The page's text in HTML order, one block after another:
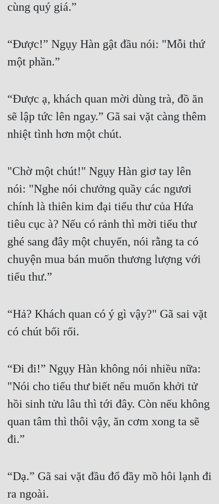
cùng quý giá.”
“Được!” Ngụy Hàn gật đầu nói: "Mỗi thứ
một phần.”
“Được ạ, khách quan mời dùng trà, đồ ăn
sẽ lập tức lên ngay.” Gã sai vặt càng thêm
nhiệt tình hơn một chút.
"Chờ một chút!" Ngụy Hàn giơ tay lên
nói: "Nghe nói chưởng quầy các ngươi
chính là thiên kim đại tiểu thư của Hứa
tiêu cục à? Nếu có rảnh thì mời tiểu thư
ghé sang đây một chuyến, nói rằng ta có
chuyện mua bán muốn thương lượng với
tiểu thư.”
“Hả? Khách quan có ý gì vậy?" Gã sai vặt
có chút bối rối.
“Đi đi!” Ngụy Hàn không nói nhiều nữa:
"Nói cho tiểu thư biết nếu muốn khởi tử
hồi sinh tửu lâu thì tới đây. Còn nếu không
quan tâm thì thôi vậy, ăn cơm xong ta sẽ
đi.”
“Dạ.” Gã sai vặt đầu đổ đầy mồ hôi lạnh đi
ra ngoài.